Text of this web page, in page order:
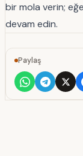
bir mola verin;
devam edin.
Paylaş